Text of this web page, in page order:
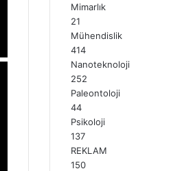
Mimarlık
21
Mühendislik
414
Nanoteknoloji
252
Paleontoloji
44
Psikoloji
137
REKLAM
150